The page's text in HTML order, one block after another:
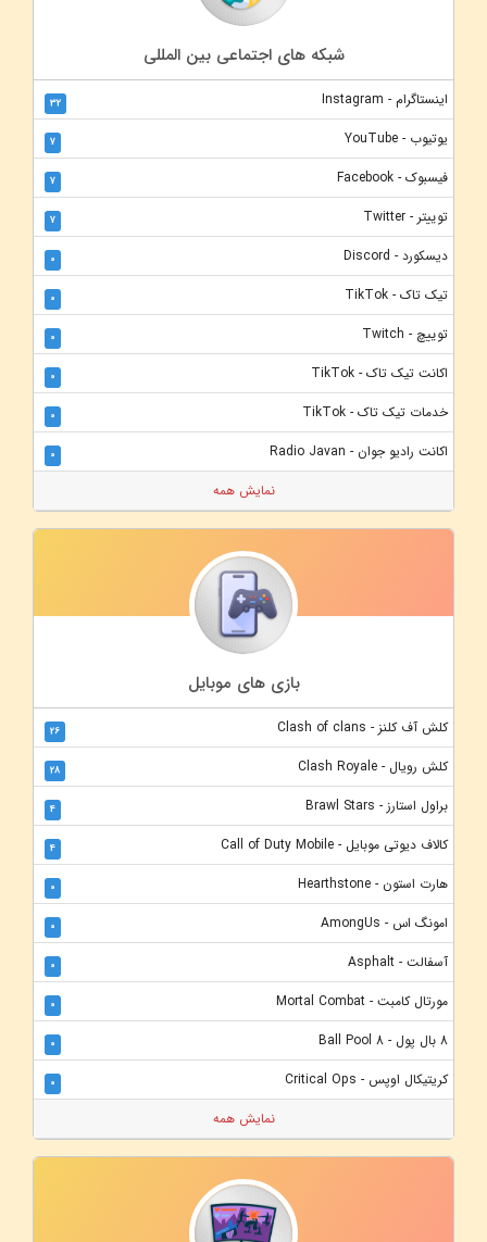
شبکه های اجتماعی بین المللی
اینستاگرام - Instagram 32
یوتیوب - YouTube 7
فیسبوک - Facebook 7
توییتر - Twitter 7
دیسکورد - Discord 0
تیک تاک - TikTok 0
توییچ - Twitch 0
اکانت تیک تاک - TikTok 0
خدمات تیک تاک - TikTok 0
اکانت رادیو جوان - Radio Javan 0
نمایش همه
بازی های موبایل
کلش آف کلنز - Clash of clans 26
کلش رویال - Clash Royale 28
براول استارز - Brawl Stars 4
کالاف دیوتی موبایل - Call of Duty Mobile 4
هارت استون - Hearthstone 0
امونگ اس - AmongUs 0
آسفالت - Asphalt 0
مورتال کامبت - Mortal Combat 0
8 بال پول - 8 Ball Pool 0
کریتیکال اوپس - Critical Ops 0
نمایش همه